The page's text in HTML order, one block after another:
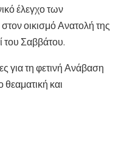
έλεγχο των
οικισμό Ανατολή της
του Σαββάτου.
για τη φετινή Ανάβαση
και